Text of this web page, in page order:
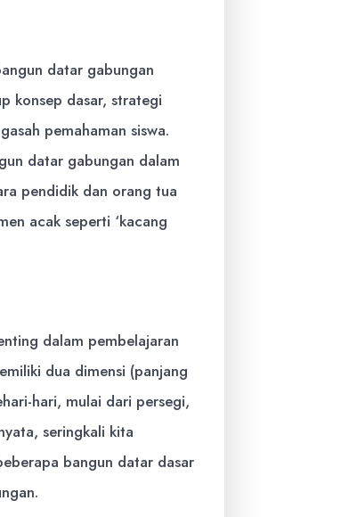
datar gabungan
konsep dasar, strategi
pemahaman siswa.
datar gabungan dalam
pendidik dan orang tua
acak seperti ‘kacang
dalam pembelajaran
dua dimensi (panjang
hari, mulai dari persegi,
seringkali kita
bangun datar dasar